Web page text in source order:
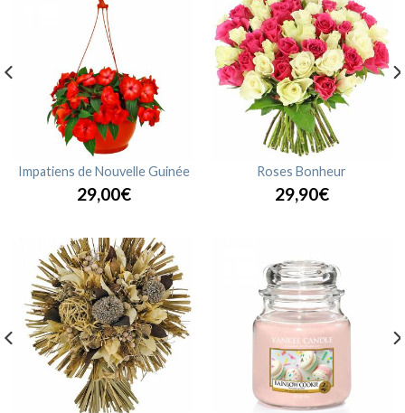
Impatiens de Nouvelle Guinée
29,00€
Roses Bonheur
29,90€